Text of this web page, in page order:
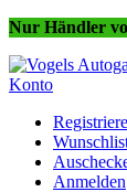
Nur Händler
Konto
Anmelden